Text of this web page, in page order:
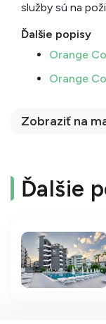
služby sú na
Ďalšie popisy
Orange
Orange
Zobraziť na
Ďalšie